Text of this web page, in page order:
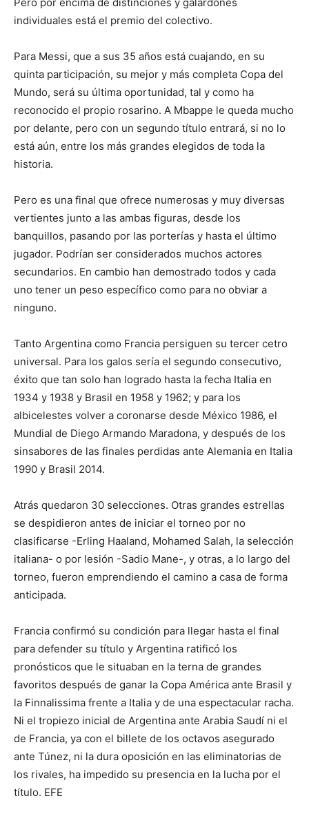
individuales está el premio del colectivo.
Para Messi, que a sus 35 años está cuajando, en su
quinta participación, su mejor y más completa Copa del
Mundo, será su última oportunidad, tal y como ha
reconocido el propio rosarino. A Mbappe le queda mucho
por delante, pero con un segundo título entrará, si no lo
está aún, entre los más grandes elegidos de toda la
historia.
Pero es una final que ofrece numerosas y muy diversas
vertientes junto a las ambas figuras, desde los
banquillos, pasando por las porterías y hasta el último
jugador. Podrían ser considerados muchos actores
secundarios. En cambio han demostrado todos y cada
uno tener un peso específico como para no obviar a
ninguno.
Tanto Argentina como Francia persiguen su tercer cetro
universal. Para los galos sería el segundo consecutivo,
éxito que tan solo han logrado hasta la fecha Italia en
1934 y 1938 y Brasil en 1958 y 1962; y para los
albicelestes volver a coronarse desde México 1986, el
Mundial de Diego Armando Maradona, y después de los
sinsabores de las finales perdidas ante Alemania en Italia
1990 y Brasil 2014.
Atrás quedaron 30 selecciones. Otras grandes estrellas
se despidieron antes de iniciar el torneo por no
clasificarse -Erling Haaland, Mohamed Salah, la selección
italiana- o por lesión -Sadio Mane-, y otras, a lo largo del
torneo, fueron emprendiendo el camino a casa de forma
anticipada.
Francia confirmó su condición para llegar hasta el final
para defender su título y Argentina ratificó los
pronósticos que le situaban en la terna de grandes
favoritos después de ganar la Copa América ante Brasil y
la Finnalissima frente a Italia y de una espectacular racha.
Ni el tropiezo inicial de Argentina ante Arabia Saudí ni el
de Francia, ya con el billete de los octavos asegurado
ante Túnez, ni la dura oposición en las eliminatorias de
los rivales, ha impedido su presencia en la lucha por el
título. EFE